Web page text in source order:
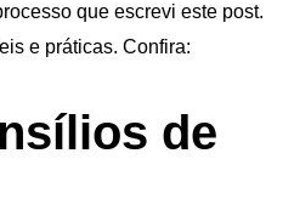
que escrevi este post.
e práticas. Confira:
de